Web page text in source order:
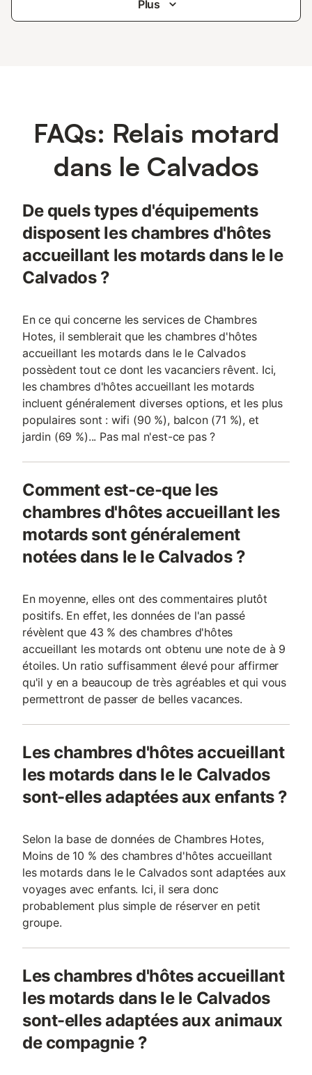
Plus
FAQs: Relais motard
dans le Calvados
De quels types d'équipements
disposent les chambres d'hôtes
accueillant les motards dans le le
Calvados ?
En ce qui concerne les services de Chambres
Hotes, il semblerait que les chambres d'hôtes
accueillant les motards dans le le Calvados
possèdent tout ce dont les vacanciers rêvent. Ici,
les chambres d'hôtes accueillant les motards
incluent généralement diverses options, et les plus
populaires sont : wifi (90 %), balcon (71 %), et
jardin (69 %)... Pas mal n'est-ce pas ?
Comment est-ce-que les
chambres d'hôtes accueillant les
motards sont généralement
notées dans le le Calvados ?
En moyenne, elles ont des commentaires plutôt
positifs. En effet, les données de l'an passé
révèlent que 43 % des chambres d'hôtes
accueillant les motards ont obtenu une note de à 9
étoiles. Un ratio suffisamment élevé pour affirmer
qu'il y en a beaucoup de très agréables et qui vous
permettront de passer de belles vacances.
Les chambres d'hôtes accueillant
les motards dans le le Calvados
sont-elles adaptées aux enfants ?
Selon la base de données de Chambres Hotes,
Moins de 10 % des chambres d'hôtes accueillant
les motards dans le le Calvados sont adaptées aux
voyages avec enfants. Ici, il sera donc
probablement plus simple de réserver en petit
groupe.
Les chambres d'hôtes accueillant
les motards dans le le Calvados
sont-elles adaptées aux animaux
de compagnie ?